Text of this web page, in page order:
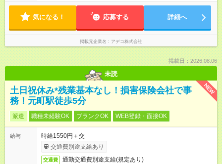
気になる！ 応募する 詳細へ
掲載元企業名 アデコ株式会社
掲載日：2026.08.06
未読
NEW
土日祝休み*残業基本なし！損害保険会社で事
務！元町駅徒歩5分
派遣 職種未経験OK ブランクOK WEB登録・面接OK
給与
時給1550円＋交
交通費別途支給あり
交通費 通勤交通費別途支給(規定あり)